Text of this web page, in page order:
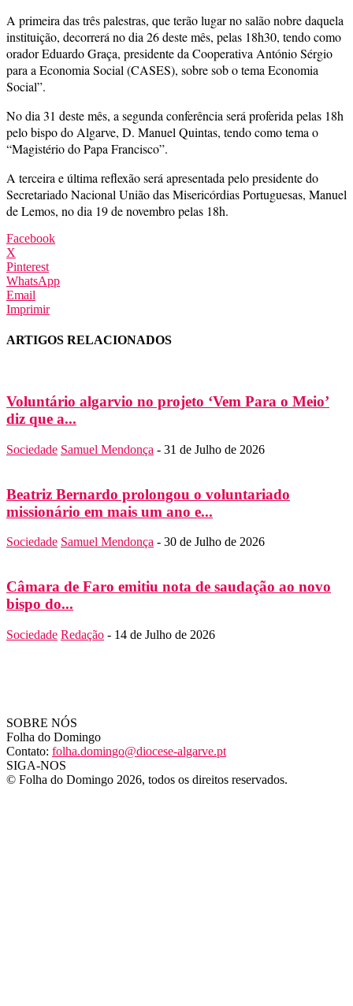
A primeira das três palestras, que terão lugar no salão nobre daquela
instituição, decorrerá no dia 26 deste mês, pelas 18h30, tendo como
orador Eduardo Graça, presidente da Cooperativa António Sérgio
para a Economia Social (CASES), sobre sob o tema Economia
Social”.
No dia 31 deste mês, a segunda conferência será proferida pelas 18h
pelo bispo do Algarve, D. Manuel Quintas, tendo como tema o
“Magistério do Papa Francisco”.
A terceira e última reflexão será apresentada pelo presidente do
Secretariado Nacional União das Misericórdias Portuguesas, Manuel
de Lemos, no dia 19 de novembro pelas 18h.
Facebook
X
Pinterest
WhatsApp
Email
Imprimir
ARTIGOS RELACIONADOS
Voluntário algarvio no projeto ‘Vem Para o Meio’
diz que a...
Sociedade Samuel Mendonça - 31 de Julho de 2026
Beatriz Bernardo prolongou o voluntariado
missionário em mais um ano e...
Sociedade Samuel Mendonça - 30 de Julho de 2026
Câmara de Faro emitiu nota de saudação ao novo
bispo do...
Sociedade Redação - 14 de Julho de 2026
SOBRE NÓS
Folha do Domingo
Contato: folha.domingo@diocese-algarve.pt
SIGA-NOS
© Folha do Domingo 2026, todos os direitos reservados.